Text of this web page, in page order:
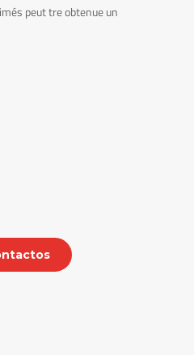
peut tre obtenue un